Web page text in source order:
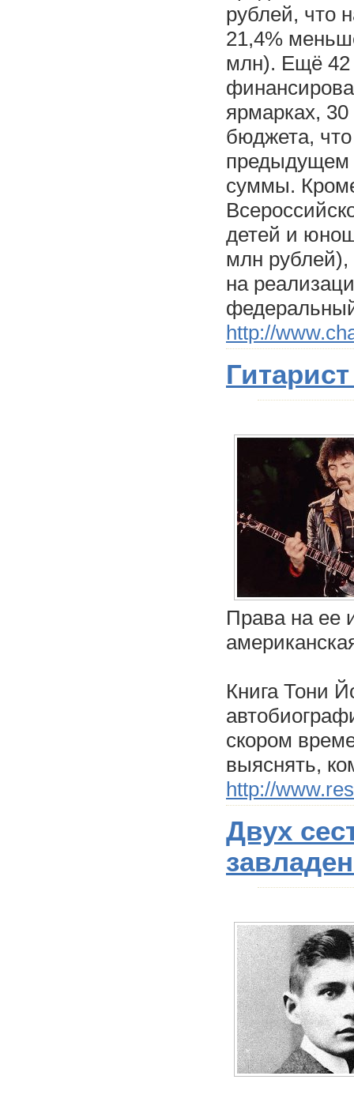
рублей, что
21,4%
млн). Ещё 42
ярмарках,
бюджета,
предыдущем
суммы.
детей и
млн рублей),
на
http://
Права на ее
Книга Тони
скором
выяснять,
http://
Двух